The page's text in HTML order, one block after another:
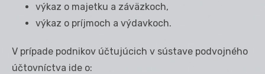
výkaz o majetku a záväzkoch,
výkaz o príjmoch a výdavkoch.
V prípade podnikov účtujúcich v sústave podvojného
účtovníctva ide o: